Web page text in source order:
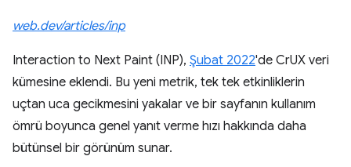
web.dev/articles/inp
Interaction to Next Paint (INP), Şubat 2022'de CrUX veri
kümesine eklendi. Bu yeni metrik, tek tek etkinliklerin
uçtan uca gecikmesini yakalar ve bir sayfanın kullanım
ömrü boyunca genel yanıt verme hızı hakkında daha
bütünsel bir görünüm sunar.